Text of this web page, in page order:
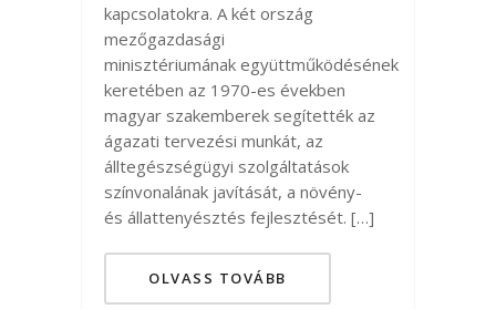
kapcsolatokra. A két ország
mezőgazdasági
minisztériumának együttműködésének
keretében az 1970-es években
magyar szakemberek segítették az
ágazati tervezési munkát, az
álltegészségügyi szolgáltatások
színvonalának javítását, a növény-
és állattenyésztés fejlesztését. […]
OLVASS TOVÁBB